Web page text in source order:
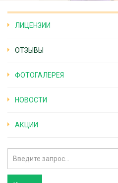
ЛИЦЕНЗИИ
ОТЗЫВЫ
ФОТОГАЛЕРЕЯ
НОВОСТИ
АКЦИИ